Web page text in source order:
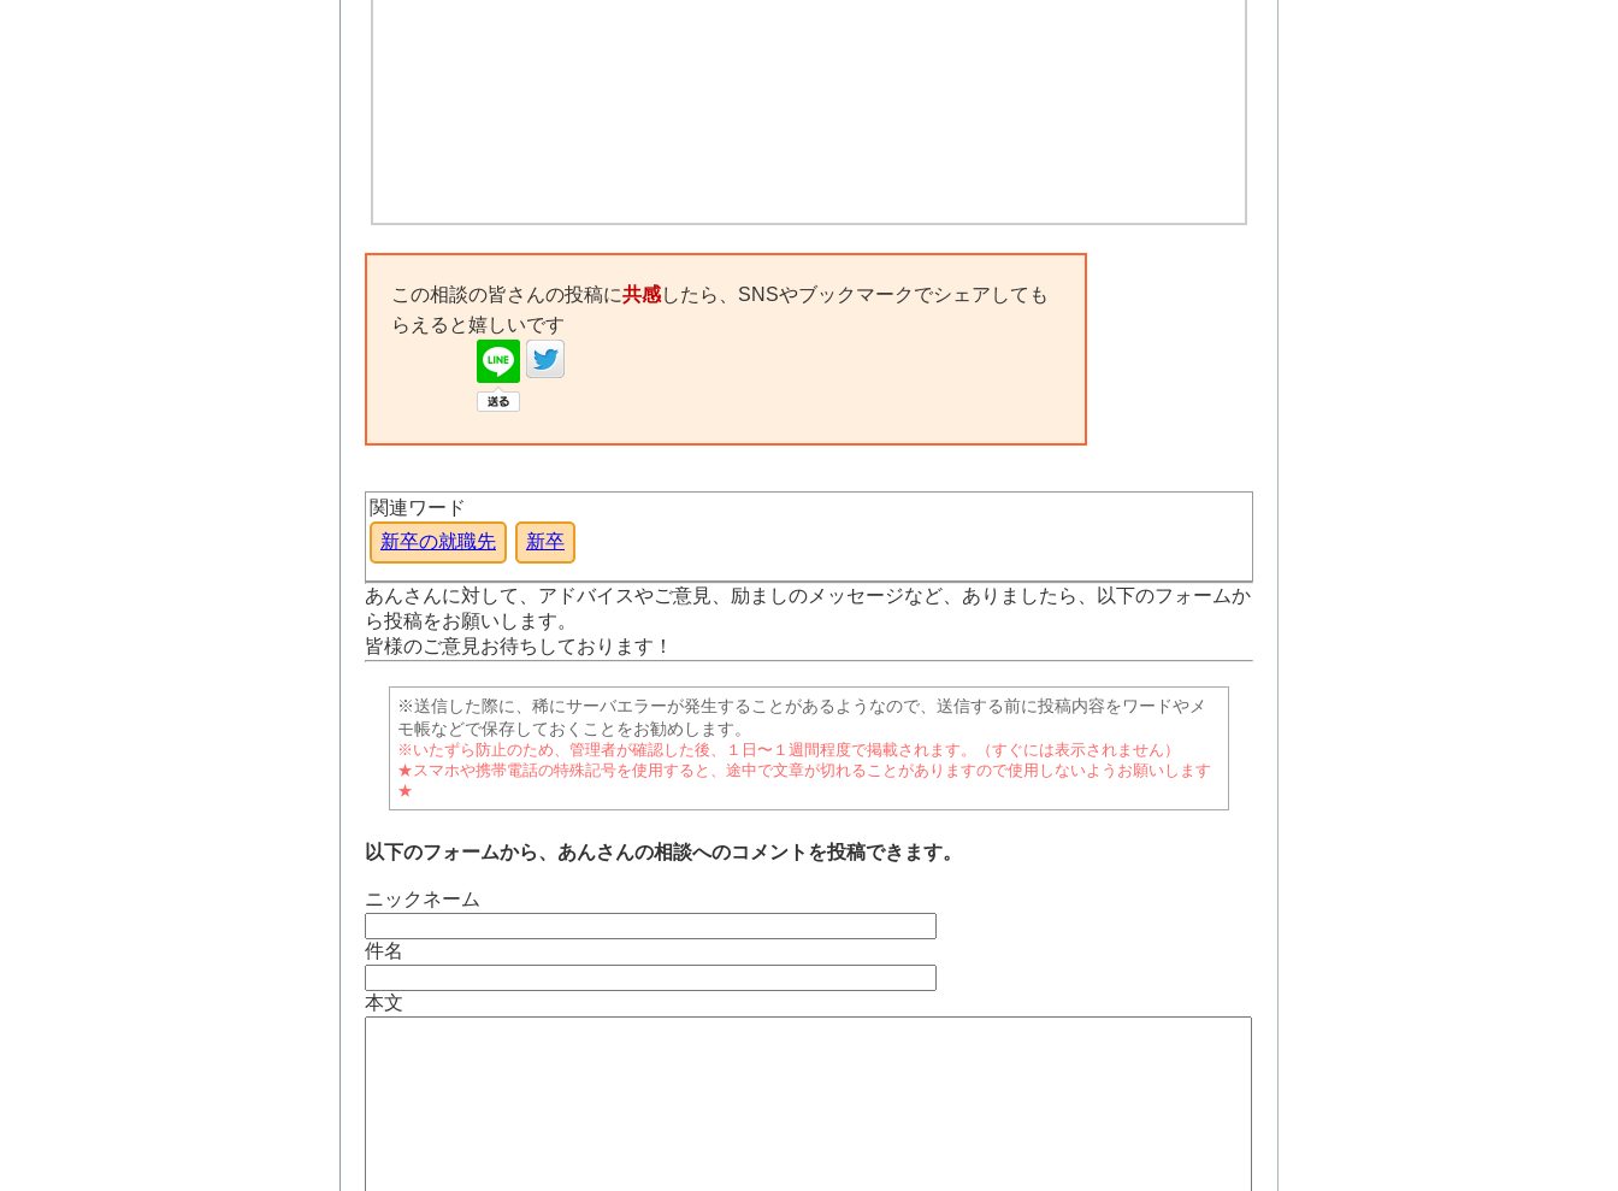
この相談の皆さんの投稿に共感したら、SNSやブックマークでシェアしても
らえると嬉しいです
関連ワード
新卒の就職先
新卒
あんさんに対して、アドバイスやご意見、励ましのメッセージなど、ありましたら、以下のフォームか
ら投稿をお願いします。
皆様のご意見お待ちしております！
※送信した際に、稀にサーバエラーが発生することがあるようなので、送信する前に投稿内容をワードやメ
モ帳などで保存しておくことをお勧めします。
※いたずら防止のため、管理者が確認した後、１日〜１週間程度で掲載されます。（すぐには表示されません）
★スマホや携帯電話の特殊記号を使用すると、途中で文章が切れることがありますので使用しないようお願いします
★
以下のフォームから、あんさんの相談へのコメントを投稿できます。
ニックネーム
件名
本文